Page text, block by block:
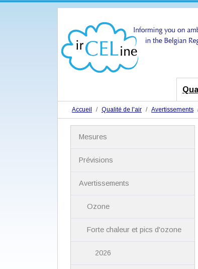
Accueil Qualité de l'air Avertissements
Mesures
Prévisions
Avertissements
Ozone
Forte chaleur et pics d'ozone
2026